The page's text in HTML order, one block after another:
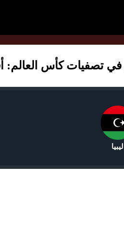
تصفيات كأس العالم:
ليبيا